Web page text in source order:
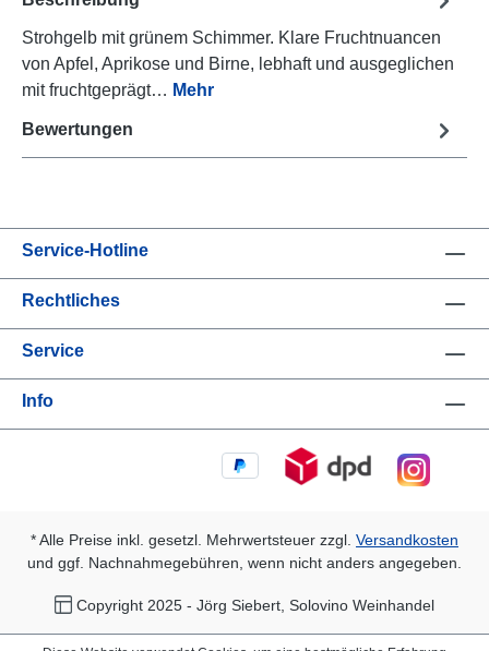
Strohgelb mit grünem Schimmer. Klare Fruchtnuancen
von Apfel, Aprikose und Birne, lebhaft und ausgeglichen
mit fruchtgeprägt… Mehr
Bewertungen
Service-Hotline
Rechtliches
Service
Info
* Alle Preise inkl. gesetzl. Mehrwertsteuer zzgl. Versandkosten
und ggf. Nachnahmegebühren, wenn nicht anders angegeben.
Copyright 2025 - Jörg Siebert, Solovino Weinhandel